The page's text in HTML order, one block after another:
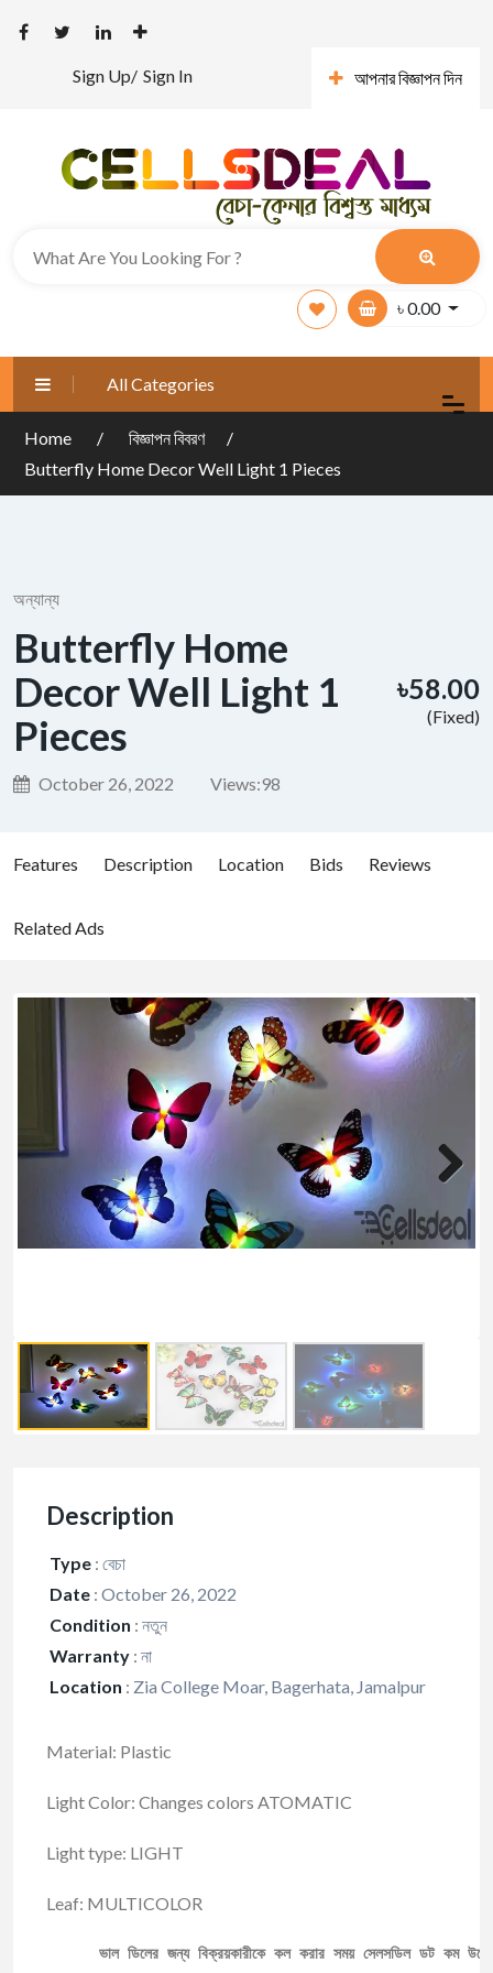
Sign Up/ Sign In আপনার বিজ্ঞাপন দিন
৳0.00
All Categories
Home
বিজ্ঞাপন বিবরণ
Butterfly Home Decor Well Light 1 Pieces
অন্যান্য
Butterfly Home
Decor Well Light 1
Pieces
October 26, 2022 Views:98
৳58.00
(Fixed)
Features Description Location Bids Reviews
Related Ads
Description
Type : বেচা
Date : October 26, 2022
Condition : নতুন
Warranty : না
Location : Zia College Moar, Bagerhata, Jamalpur
Material: Plastic
Light Color: Changes colors ATOMATIC
Light type: LIGHT
Leaf: MULTICOLOR
ভাল ডিলের জন্য বিক্রয়কারীকে কল করার সময় সেলসডিল ডট কম